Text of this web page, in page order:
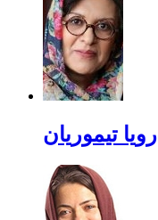
رویا تیموریان